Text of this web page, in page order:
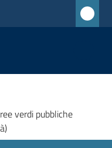
verdi pubbliche